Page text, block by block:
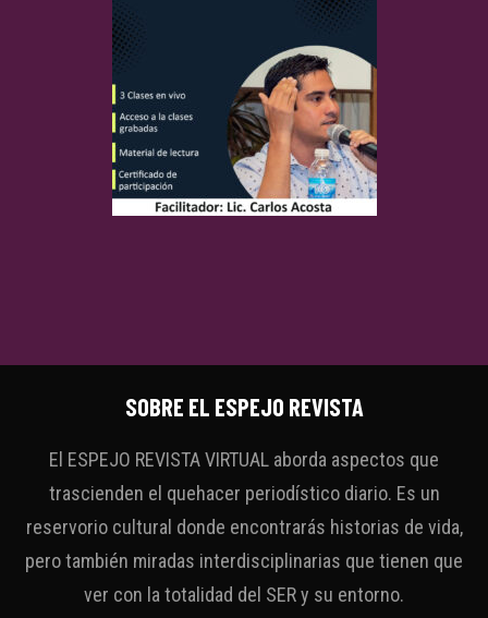
SOBRE EL ESPEJO REVISTA
El ESPEJO REVISTA VIRTUAL aborda aspectos que
trascienden el quehacer periodístico diario. Es un
reservorio cultural donde encontrarás historias de vida,
pero también miradas interdisciplinarias que tienen que
ver con la totalidad del SER y su entorno.